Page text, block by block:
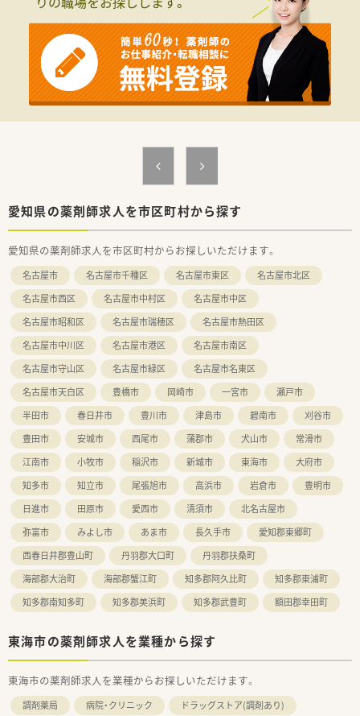
が発生しないため日々の予定が立てやすい環境です。
【募集背景と求める人物像について】
■東海エリアにおける出店強化と体制のさらなる向上のため、一
緒に地域医療を支えていただける正社員を募集しています。
■年齢は58歳位まで相談可能で、薬局長などの経験をお持ちの
管理職候補の方は特に優遇して採用中です。
■経験の有無に関わらず、周囲のスタッフと連携しながら患者様
へ明るく寄り添える方を求めております。
【勤務実態について】
■東海圏の店舗は基本的に土日祝休みが中心となっており、残業
程度の長期連休を取得できる制度もあります。
■レジ打ちや品出しといった店舗側の業務はなく、薬剤師として
愛知県の薬剤師求人を市区町村から探す
愛知県の薬剤師求人を市区町村からお探しいただけます。
名古屋市 名古屋市千種区 名古屋市東区
名古屋市北区
名古屋市西区
名古屋市中村区
名古屋市中区
名古屋市昭和区
名古屋市瑞穂区
名古屋市熱田区
名古屋市中川区
名古屋市港区
名古屋市南区
名古屋市守山区
名古屋市緑区
名古屋市名東区
名古屋市天白区
豊橋市 岡崎市 一宮市
瀬戸市
半田市
春日井市 豊川市 津島市 碧南市
刈谷市
豊田市
安城市 西尾市 蒲郡市 犬山市
常滑市
江南市
小牧市 稲沢市 新城市 東海市
大府市
知多市
知立市 尾張旭市 高浜市 岩倉市
豊明市
日進市
田原市 愛西市 清須市
北名古屋市
弥富市
みよし市 あま市 長久手市
愛知郡東郷町
西春日井郡豊山町
丹羽郡大口町
丹羽郡扶桑町
海部郡大治町
海部郡蟹江町 知多郡阿久比町
知多郡東浦町
知多郡南知多町
知多郡美浜町 知多郡武豊町 額田郡幸田町
東海市の薬剤師求人を業種から探す
東海市の薬剤師求人を業種からお探しいただけます。
調剤薬局 病院・クリニック
ドラッグストア(調剤あり)